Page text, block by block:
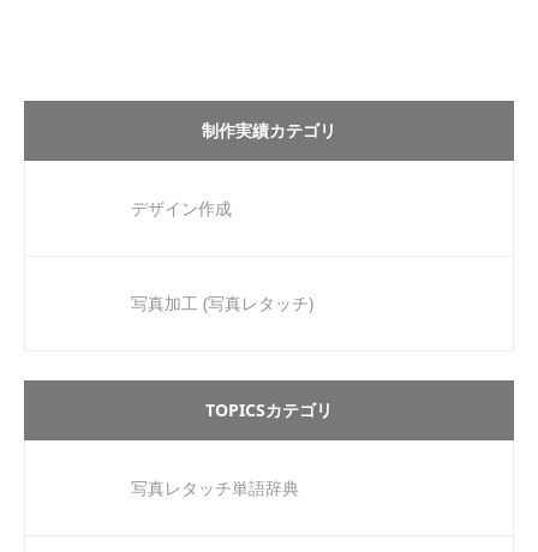
制作実績カテゴリ
デザイン作成
写真加工 (写真レタッチ)
TOPICSカテゴリ
写真レタッチ単語辞典